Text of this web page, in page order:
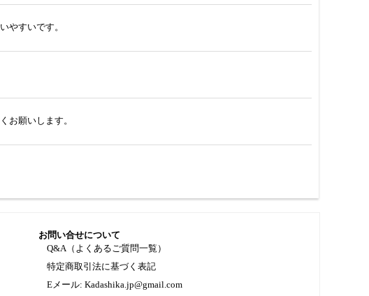
やすいです。
お願いします。
お問い合せについて
Q&A（よくあるご質問一覧）
特定商取引法に基づく表記
Eメール: Kadashika.jp@gmail.com